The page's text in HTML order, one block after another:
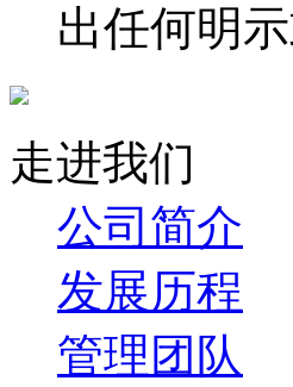
出任何明
走进我们
公司简介
发展历程
管理团队